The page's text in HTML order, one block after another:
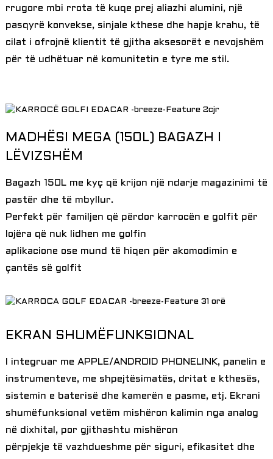
rrugore mbi rrota të kuqe prej aliazhi alumini, një
pasqyrë konvekse, sinjale kthese dhe hapje krahu, të
cilat i ofrojnë klientit të gjitha aksesorët e nevojshëm
për të udhëtuar në komunitetin e tyre me stil.
MADHËSI MEGA (150L) BAGAZH I
LËVIZSHËM
Bagazh 150L me kyç që krijon një ndarje magazinimi të
pastër dhe të mbyllur.
Perfekt për familjen që përdor karrocën e golfit për
lojëra që nuk lidhen me golfin
aplikacione ose mund të hiqen për akomodimin e
çantës së golfit
EKRAN SHUMËFUNKSIONAL
I integruar me APPLE/ANDROID PHONELINK, panelin e
instrumenteve, me shpejtësimatës, dritat e kthesës,
sistemin e baterisë dhe kamerën e pasme, etj. Ekrani
shumëfunksional vetëm mishëron kalimin nga analog
në dixhital, por gjithashtu mishëron
përpjekje të vazhdueshme për siguri, efikasitet dhe